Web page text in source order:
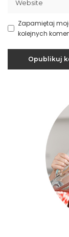
Zapamiętaj
kolejnych